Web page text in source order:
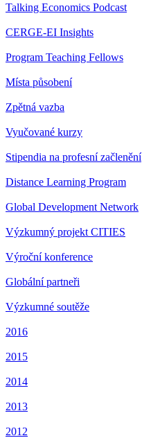
Talking Economics Podcast
CERGE-EI Insights
Program Teaching Fellows
Místa působení
Zpětná vazba
Vyučované kurzy
Stipendia na profesní začlenění
Distance Learning Program
Global Development Network
Výzkumný projekt CITIES
Výroční konference
Globální partneři
Výzkumné soutěže
2016
2015
2014
2013
2012